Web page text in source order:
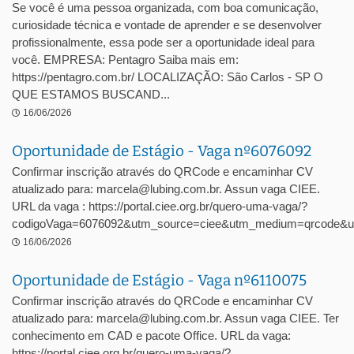
Se você é uma pessoa organizada, com boa comunicação,
curiosidade técnica e vontade de aprender e se desenvolver
profissionalmente, essa pode ser a oportunidade ideal para
você. EMPRESA: Pentagro Saiba mais em:
https://pentagro.com.br/ LOCALIZAÇÃO: São Carlos - SP O
QUE ESTAMOS BUSCAND...
16/06/2026
Oportunidade de Estágio - Vaga nº6076092
Confirmar inscrição através do QRCode e encaminhar CV
atualizado para: marcela@lubing.com.br. Assun vaga CIEE.
URL da vaga : https://portal.ciee.org.br/quero-uma-vaga/?
16/06/2026
Oportunidade de Estágio - Vaga nº6110075
Confirmar inscrição através do QRCode e encaminhar CV
atualizado para: marcela@lubing.com.br. Assun vaga CIEE. Ter
conhecimento em CAD e pacote Office. URL da vaga: